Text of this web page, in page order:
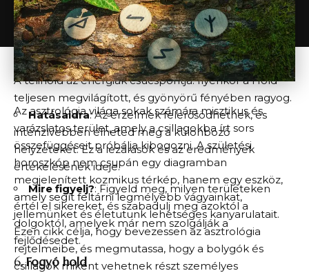
Mire figyelj?: Tápláld az energiádat és figyelj arra,
hogy ne fárasszd ki magad túlzott aktivitással.
5.Telihold
A telihold az energiák csúcspontja. Ilyenkor a Hold
teljesen megvilágított, és gyönyörű fényében ragyog.
Hatásaidra: Az érzelmek felerősödhetnek, és
intenzívebben élheted meg a különböző
helyzeteket. Ez a lezárások és az eredmények
értékelésének ideje.
Mire figyelj?: Figyeld meg, milyen területeken
értél el sikereket, és szabadulj meg azoktól a
dolgoktól, amelyek már nem szolgálják a
fejlődésedet.
6.Fogyó hold
Az asztrológia világa sokak számára misztikus és
varázslatos terület, amely a csillagokba írt sors
összefüggéseit próbálja kibogozni. A születési
horoszkóp nem csupán egy diagramban
megjelenített kozmikus térkép, hanem egy eszköz,
amely segít feltárni legmélyebb vágyainkat,
jellemünket és életutunk lehetséges kanyarulatait.
Ezen cikk célja, hogy bevezessen az asztrológia
rejtelmeibe, és megmutassa, hogy a bolygók és
csillagok miként vehetnek részt személyes